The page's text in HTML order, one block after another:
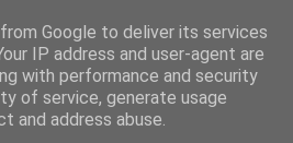
Google to deliver its services
IP address and user-agent are
with performance and security
of service, generate usage
and address abuse.